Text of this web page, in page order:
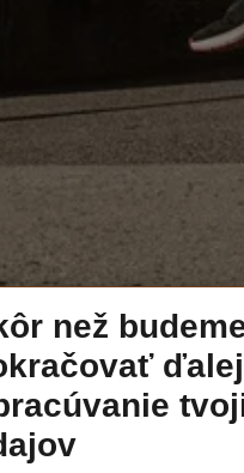
Je to prirodzený
než